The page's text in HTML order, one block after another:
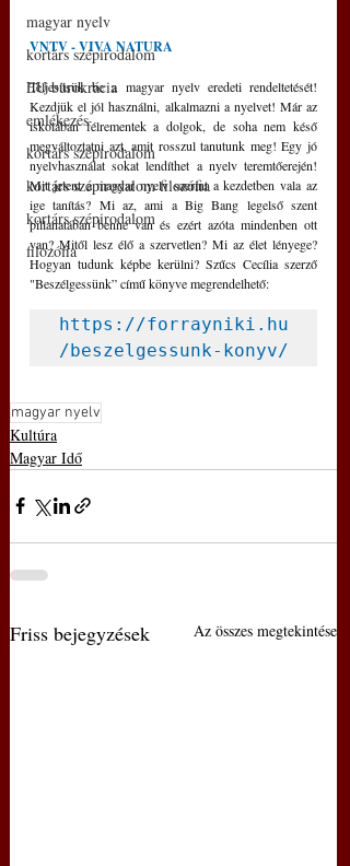
magyar nyelv
kortárs szépirodalom
EU bürokrácia
emlékezés
kortárs szépirodalom
kortárs szépirodalom filozófia
kortárs szépirodalom
filozófia
VNTV - VIVA NATURA
Teljesítsük be a magyar nyelv eredeti rendeltetését!
Kezdjük el jól használni, alkalmazni a nyelvet! Már az
iskolában félrementek a dolgok, de soha nem késő
megváltoztatni azt, amit rosszul tanutunk meg! Egy jó
nyelvhasználat sokat lendíthet a nyelv teremtőerején!
Mit jelent a magyar nyelv szerint a kezdetben vala az
ige tanítás? Mi az, ami a Big Bang legelső szent
pillanatában benne van és ezért azóta mindenben ott
van? Mitől lesz élő a szervetlen? Mi az élet lényege?
Hogyan tudunk képbe kerülni? Szűcs Cecília szerző
"Beszélgessünk” című könyve megrendelhető:
https://forrayniki.hu
/beszelgessunk-konyv/
magyar nyelv
Kultúra
Magyar Idő
Friss bejegyzések Az összes megtekintése